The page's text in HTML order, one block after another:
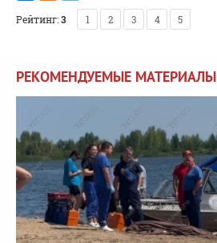
Рейтинг:3 1 2 3 4 5
РЕКОМЕНДУЕМЫЕ МАТЕРИАЛЫ